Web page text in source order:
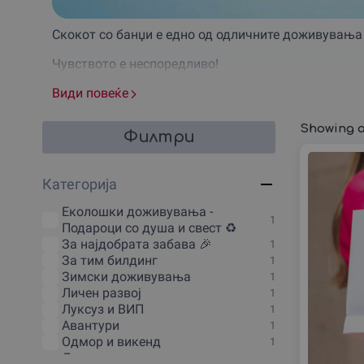
Скокот со банџи е едно од одличните
Чувството е неспоредливо!
Чувството на слобода, адреналинот во крвта и
Изберете необичен подарок за некој кој ви е
Направевме најдобар избор на понуди за вас и
Сето ова и многу повеќе можете да го најдете кај
Види повеќе
Филтри
Категорија
Еколошки доживувања -
Подароци со душа и свест ♻️
1
За наjдобрата забава 🎉 1
За тим билдинг 1
Зимски доживувања 1
Личен развој 1
Луксуз и ВИП 1
Авантури 1
Одмор и викенд 1
Дегустации и гурманско
Showing